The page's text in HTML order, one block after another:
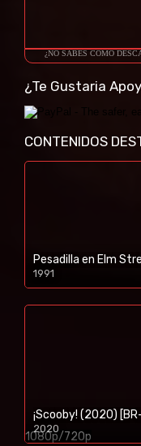
¿NO SABES COMO
¿Te Gustaria
CONTENIDOS
1991
¡Scooby! (2020)
2020
1080p/720p